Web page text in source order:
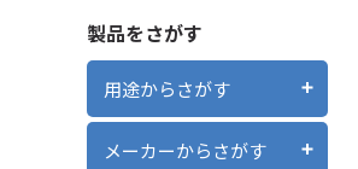
製品をさがす
用途からさがす
メーカーからさがす